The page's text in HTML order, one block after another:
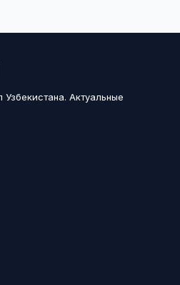
Актуальные